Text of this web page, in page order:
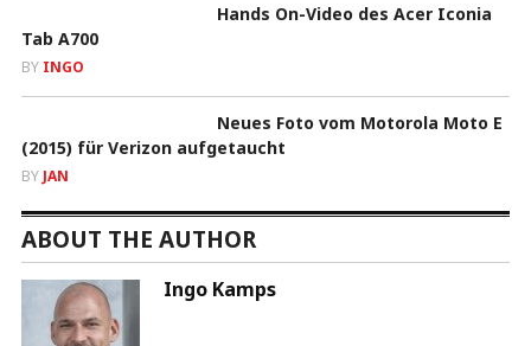
Hands On-Video des Acer Iconia
Tab A700
BY INGO
Neues Foto vom Motorola Moto E
(2015) für Verizon aufgetaucht
BY JAN
ABOUT THE AUTHOR
Ingo Kamps